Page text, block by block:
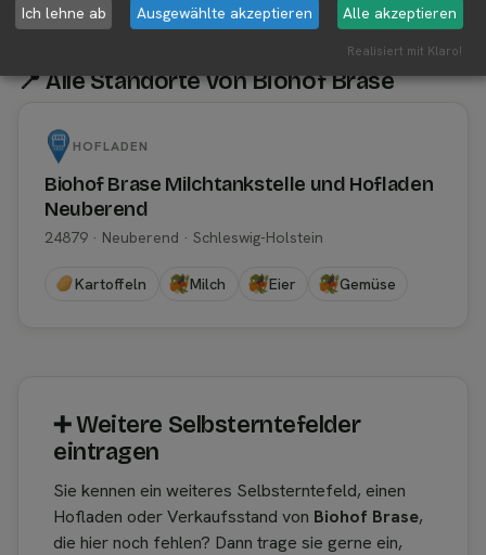
📍 Alle Standorte von Biohof Brase
HOFLADEN
Biohof Brase Milchtankstelle und Hofladen
Neuberend
24879 · Neuberend · Schleswig-Holstein
Kartoffeln Milch Eier Gemüse
➕︎ Weitere Selbsterntefelder
eintragen
Sie kennen ein weiteres Selbsterntefeld, einen
Hofladen oder Verkaufsstand von Biohof Brase,
die hier noch fehlen? Dann trage sie gerne ein,
Ich lehne ab Ausgewählte akzeptieren Alle akzeptieren
Realisiert mit Klaro!